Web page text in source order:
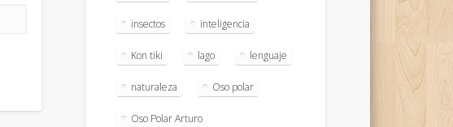
insectos inteligencia
Kon tiki lago lenguaje
naturaleza Oso polar
Oso Polar Arturo